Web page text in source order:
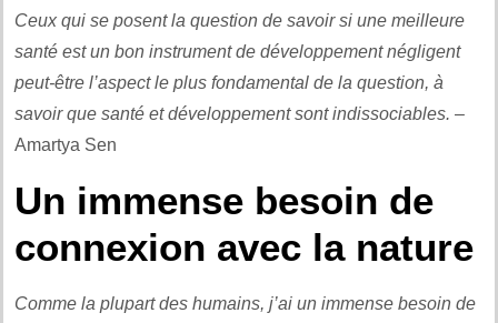
Ceux qui se posent la question de savoir si une meilleure
santé est un bon instrument de développement négligent
peut-être l’aspect le plus fondamental de la question, à
savoir que santé et développement sont indissociables. –
Amartya Sen
Un immense besoin de
connexion avec la nature
Comme la plupart des humains, j’ai un immense besoin de